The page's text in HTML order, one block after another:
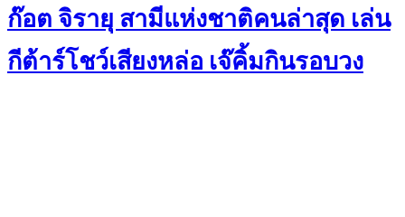
ก๊อต จิรายุ สามีแห่งชาติคนล่าสุด เล่น
กีต้าร์โชว์เสียงหล่อ เจ๊คิ้มกินรอบวง